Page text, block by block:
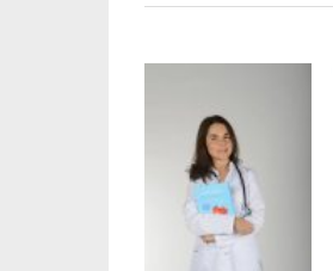
doctora:
relacionan
la
restricción
calórica
o
el
ayuno